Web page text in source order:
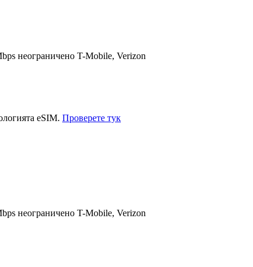
неограничено T-Mobile, Verizon
eSIM. Проверете тук
неограничено T-Mobile, Verizon